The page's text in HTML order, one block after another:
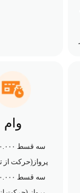
وام
پرواز(حرکت از